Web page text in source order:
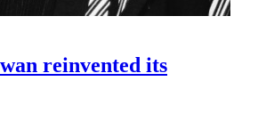
reinvented its